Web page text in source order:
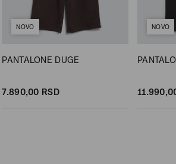
NOVO
PANTALONE DUGE
7.890,00 RSD
NOVO
11.990,